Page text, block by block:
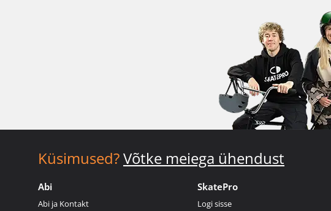
Küsimused?Võtke meiega ühendust
Abi
Abi ja Kontakt
SkatePro
Logi sisse